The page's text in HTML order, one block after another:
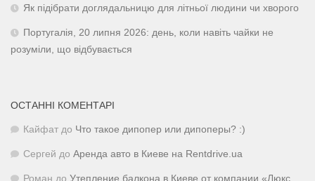
Як підібрати доглядальницю для літньої людини чи хворого
Португалія, 20 липня 2026: день, коли навіть чайки не
розуміли, що відбувається
ОСТАННІ КОМЕНТАРІ
Кайфат до Что такое дипопер или дипоперы? :)
Сергей до Аренда авто в Киеве на Rentdrive.ua
Роман до Утепление балкона в Киеве от компании «Люкс